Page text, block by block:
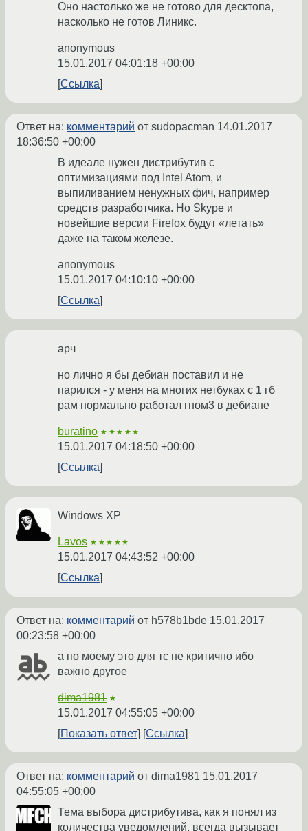
Оно настолько же не готово для десктопа,
насколько не готов Линикс.
anonymous
15.01.2017 04:01:18 +00:00
Ссылка
Ответ на: комментарий от sudopacman 14.01.2017
18:36:50 +00:00
В идеале нужен дистрибутив с
оптимизациями под Intel Atom, и
выпиливанием ненужных фич, например
средств разработчика. Но Skype и
новейшие версии Firefox будут «летать»
даже на таком железе.
anonymous
15.01.2017 04:10:10 +00:00
Ссылка
арч
но лично я бы дебиан поставил и не
парился - у меня на многих нетбуках с 1 гб
рам нормально работал гном3 в дебиане
buratino ★★★★★
15.01.2017 04:18:50 +00:00
Ссылка
Windows XP
Lavos ★★★★★
15.01.2017 04:43:52 +00:00
Ссылка
Ответ на: комментарий от h578b1bde 15.01.2017
00:23:58 +00:00
а по моему это для тс не критично ибо
важно другое
dima1981 ★
15.01.2017 04:55:05 +00:00
Показать ответ
Ссылка
Ответ на: комментарий от dima1981 15.01.2017
04:55:05 +00:00
Тема выбора дистрибутива, как я понял из
количества уведомлений, всегда вызывает